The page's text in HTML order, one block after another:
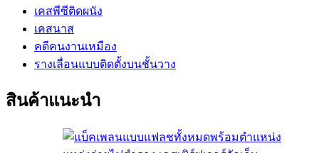
เคสพีซีติดผนัง
เคสนาส
คดีคนงานเหมือง
รางเลื่อนแบบติดตั้งบนชั้นวาง
สินค้าแนะนำ